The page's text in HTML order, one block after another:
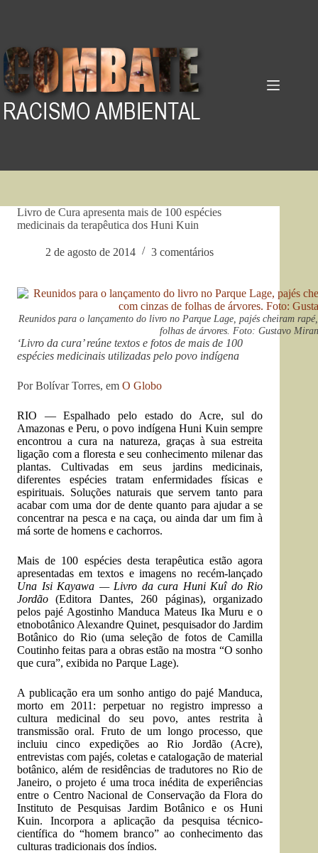
Livro de Cura apresenta mais de 100 espécies
medicinais da terapêutica dos Huni Kuin
2 de agosto de 2014 3 comentários
Reunidos para o lançamento do livro no Parque Lage, pajés cheiram
folhas de árvores. Foto: Gustavo
‘Livro da cura’ reúne textos e fotos de mais de 100
espécies medicinais utilizadas pelo povo indígena
Por Bolívar Torres, em O Globo
RIO — Espalhado pelo estado do Acre, sul do
Amazonas e Peru, o povo indígena Huni Kuin sempre
encontrou a cura na natureza, graças à sua estreita
ligação com a floresta e seu conhecimento milenar das
plantas. Cultivadas em seus jardins medicinais,
diferentes espécies tratam enfermidades físicas e
espirituais. Soluções naturais que servem tanto para
acabar com uma dor de dente quanto para ajudar a se
concentrar na pesca e na caça, ou ainda dar um fim à
má sorte de homens e cachorros.
Mais de 100 espécies desta terapêutica estão agora
apresentadas em textos e imagens no recém-lançado
Una Isi Kayawa — Livro da cura Huni Kuî do Rio
Jordão (Editora Dantes, 260 páginas), organizado
pelos pajé Agostinho Manduca Mateus Ika Muru e o
etnobotânico Alexandre Quinet, pesquisador do Jardim
Botânico do Rio (uma seleção de fotos de Camilla
Coutinho feitas para a obras estão na mostra “O sonho
que cura”, exibida no Parque Lage).
A publicação era um sonho antigo do pajé Manduca,
morto em 2011: perpetuar no registro impresso a
cultura medicinal do seu povo, antes restrita à
transmissão oral. Fruto de um longo processo, que
incluiu cinco expedições ao Rio Jordão (Acre),
entrevistas com pajés, coletas e catalogação de material
botânico, além de residências de tradutores no Rio de
Janeiro, o projeto é uma troca inédita de experiências
entre o Centro Nacional de Conservação da Flora do
Instituto de Pesquisas Jardim Botânico e os Huni
Kuin. Incorpora a aplicação da pesquisa técnico-
científica do “homem branco” ao conhecimento das
culturas tradicionais dos índios.